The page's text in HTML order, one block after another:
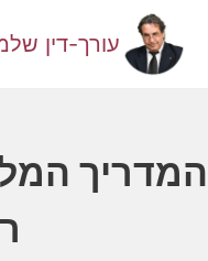
לתוכן
עורך-דין
המדריך